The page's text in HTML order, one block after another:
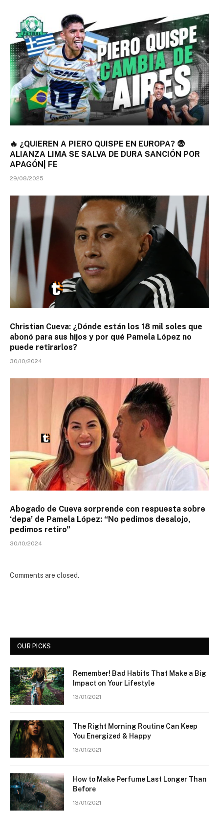
🔥 ¿QUIEREN A PIERO QUISPE EN EUROPA? 😨
ALIANZA LIMA SE SALVA DE DURA SANCIÓN POR
APAGÓN| FE
29/08/2025
Christian Cueva: ¿Dónde están los 18 mil soles que
abonó para sus hijos y por qué Pamela López no
puede retirarlos?
30/10/2024
Abogado de Cueva sorprende con respuesta sobre
‘depa’ de Pamela López: “No pedimos desalojo,
pedimos retiro”
30/10/2024
Comments are closed.
OUR PICKS
Remember! Bad Habits That Make a Big
Impact on Your Lifestyle
13/01/2021
The Right Morning Routine Can Keep
You Energized & Happy
13/01/2021
How to Make Perfume Last Longer Than
Before
13/01/2021